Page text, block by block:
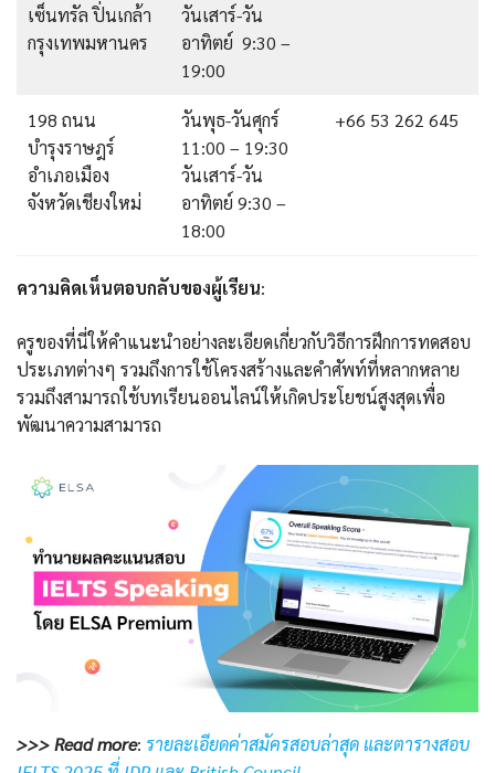
เซ็นทรัล ปิ่นเกล้า
กรุงเทพมหานคร
วันเสาร์-วัน
อาทิตย์ 9:30 –
19:00
198 ถนน
บำรุงราษฎร์
อำเภอเมือง
จังหวัดเชียงใหม่
วันพุธ-วันศุกร์
11:00 – 19:30
วันเสาร์-วัน
อาทิตย์ 9:30 –
18:00
+66 53 262 645
ความคิดเห็นตอบกลับของผู้เรียน:
ครูของที่นี่ให้คำแนะนำอย่างละเอียดเกี่ยวกับวิธีการฝึกการทดสอบ
ประเภทต่างๆ รวมถึงการใช้โครงสร้างและคำศัพท์ที่หลากหลาย
รวมถึงสามารถใช้บทเรียนออนไลน์ให้เกิดประโยชน์สูงสุดเพื่อ
พัฒนาความสามารถ
>>> Read more: รายละเอียดค่าสมัครสอบล่าสุด และตารางสอบ